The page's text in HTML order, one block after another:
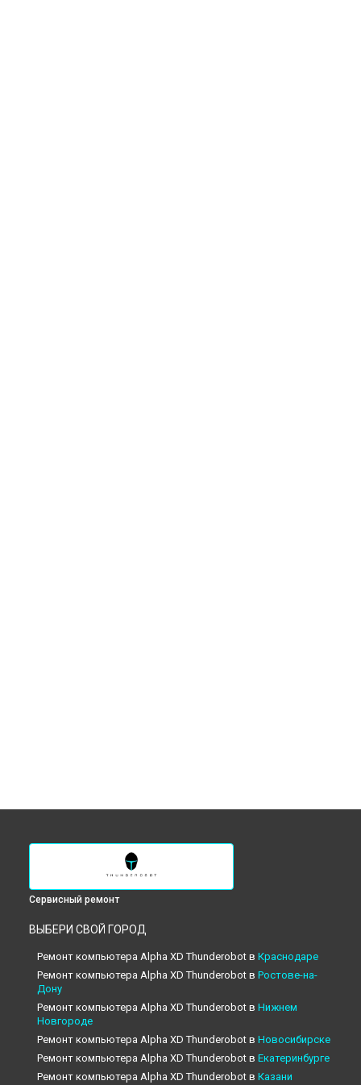
Сервисный ремонт
ВЫБЕРИ СВОЙ ГОРОД
Ремонт компьютера Alpha XD Thunderobot в Краснодаре
Ремонт компьютера Alpha XD Thunderobot в Ростове-на-
Дону
Ремонт компьютера Alpha XD Thunderobot в Нижнем
Новгороде
Ремонт компьютера Alpha XD Thunderobot в Новосибирске
Ремонт компьютера Alpha XD Thunderobot в Екатеринбурге
Ремонт компьютера Alpha XD Thunderobot в Казани